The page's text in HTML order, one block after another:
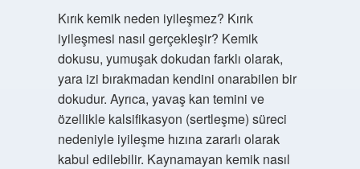
Kırık kemik neden iyileşmez? Kırık
iyileşmesi nasıl gerçekleşir? Kemik
dokusu, yumuşak dokudan farklı olarak,
yara izi bırakmadan kendini onarabilen bir
dokudur. Ayrıca, yavaş kan temini ve
özellikle kalsifikasyon (sertleşme) süreci
nedeniyle iyileşme hızına zararlı olarak
kabul edilebilir. Kaynamayan kemik nasıl